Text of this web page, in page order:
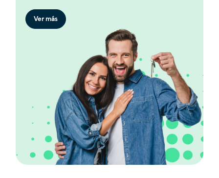
Ver más